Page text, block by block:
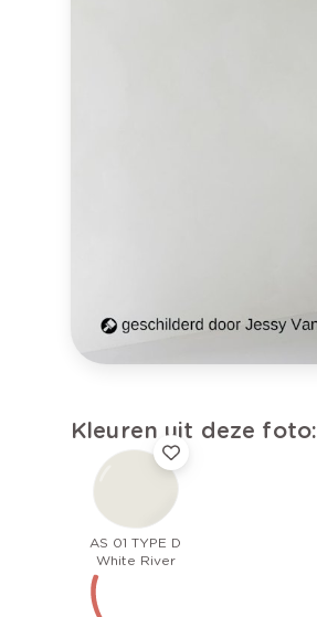
Kleuren uit deze foto:
AS 01 TYPE D
White River